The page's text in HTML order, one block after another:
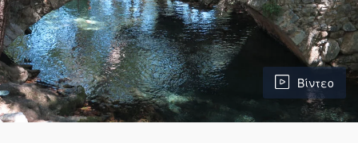
Βίντεο